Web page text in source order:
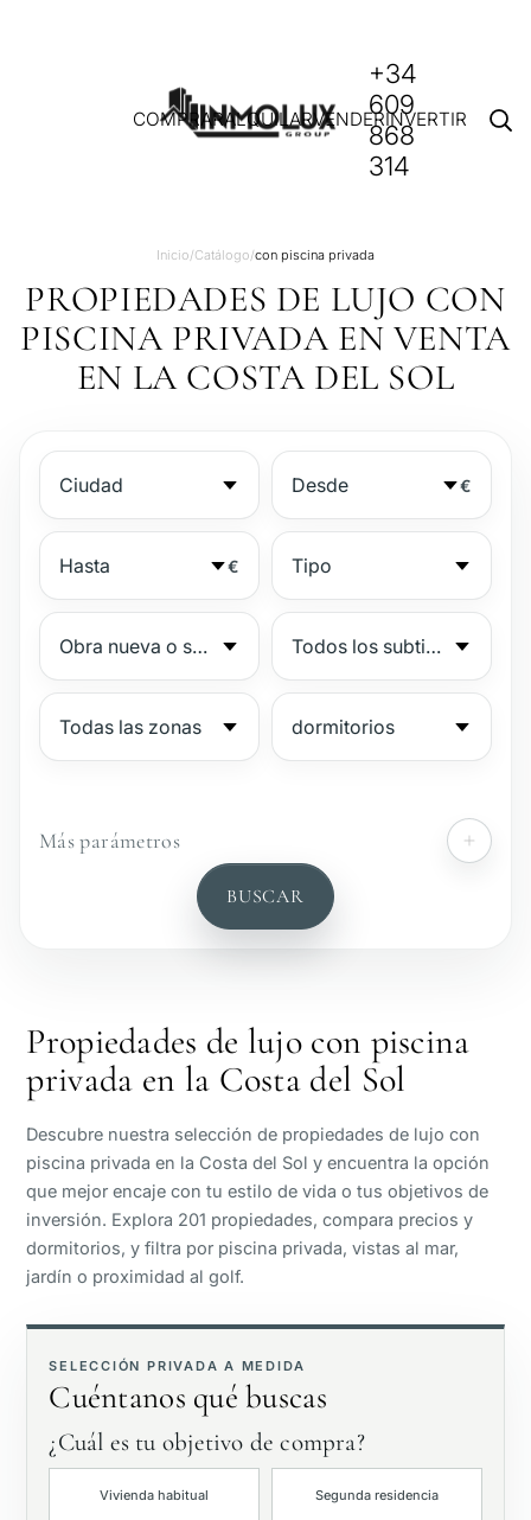
COMPRARALQUILARVENDERINVERTIR
+34
609
868
314
Inicio/Catálogo/con piscina privada
PROPIEDADES DE LUJO CON
PISCINA PRIVADA EN VENTA
EN LA COSTA DEL SOL
€
€
№
Vista al mar
Vista panorámica
Vista al campo de golf
Jardín privado
Con ascensor
Primera línea de golf
Exclusivas
Más parámetros
BUSCAR
Propiedades de lujo con piscina
privada en la Costa del Sol
Descubre nuestra selección de propiedades de lujo con
piscina privada en la Costa del Sol y encuentra la opción
que mejor encaje con tu estilo de vida o tus objetivos de
inversión. Explora 201 propiedades, compara precios y
dormitorios, y filtra por piscina privada, vistas al mar,
jardín o proximidad al golf.
SELECCIÓN PRIVADA A MEDIDA
Cuéntanos qué buscas
¿Cuál es tu objetivo de compra?
Vivienda habitual Segunda residencia